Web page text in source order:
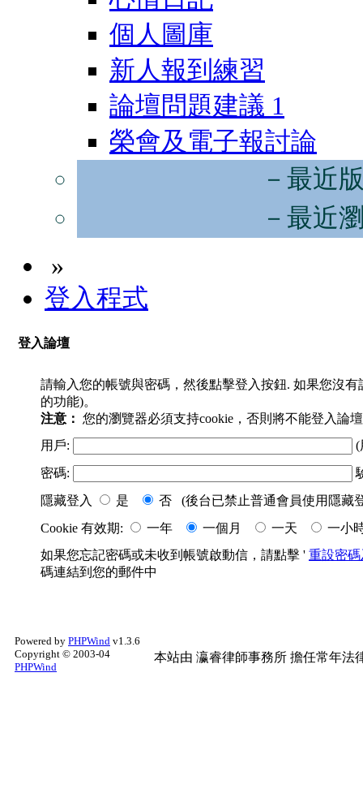
個人圖庫
新人報到練習
論壇問題建議 1
榮會及電子報討論
－最近
－最近
»
登入程式
登入論壇
請輸入您的帳號與密碼，然後點擊登入按鈕. 如果您沒
的功能)。
注意： 您的瀏覽器必須支持cookie，否則將不能登入論
用戶:
(
密碼:
隱藏登入
是
否 (後台已禁止普通會員使用隱藏
Cookie 有效期:
一年 一個月 一天
一小
如果您忘記密碼或未收到帳號啟動信，請點擊 ' 重設密
碼連結到您的郵件中
Powered by PHPWind v1.3.6
Copyright © 2003-04
PHPWind
本站由 瀛睿律師事務所 擔任常年法